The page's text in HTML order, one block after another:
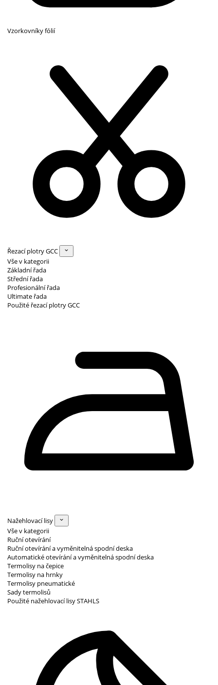
Vzorkovníky fólií
Řezací plotry GCC
Vše v kategorii
Základní řada
Střední řada
Profesionální řada
Ultimate řada
Použité řezací plotry GCC
Nažehlovací lisy
Vše v kategorii
Ruční otevírání
Ruční otevírání a vyměnitelná spodní deska
Automatické otevírání a vyměnitelná spodní deska
Termolisy na čepice
Termolisy na hrnky
Termolisy pneumatické
Sady termolisů
Použité nažehlovací lisy STAHLS